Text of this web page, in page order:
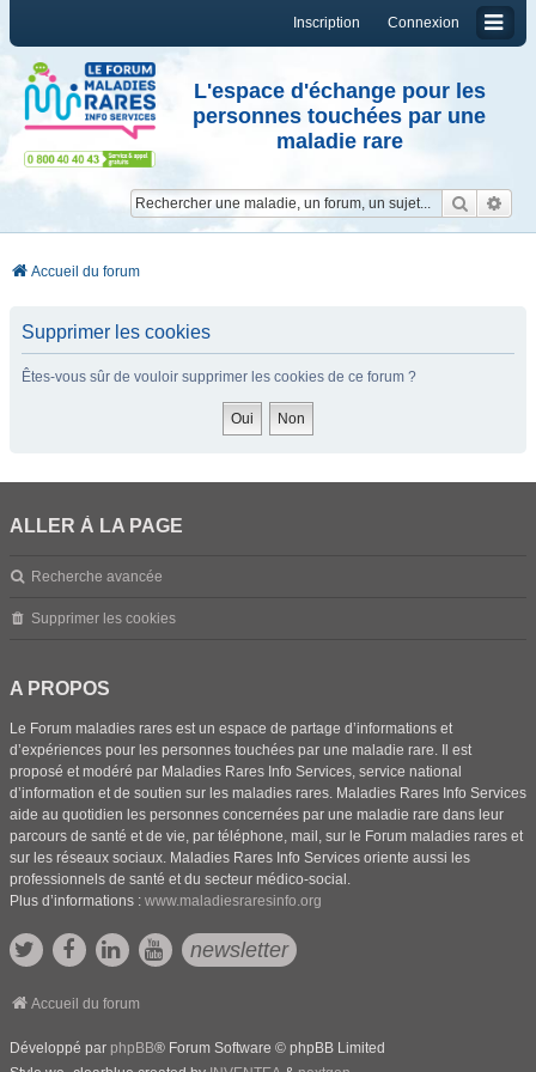
Connexion
Inscription
L'espace d'échange pour les
personnes touchées par une
maladie rare
Accueil du forum
Supprimer les cookies
Êtes-vous sûr de vouloir supprimer les cookies de ce forum ?
ALLER À LA PAGE
Recherche avancée
Supprimer les cookies
A PROPOS
Le Forum maladies rares est un espace de partage d’informations et
d’expériences pour les personnes touchées par une maladie rare. Il est
proposé et modéré par Maladies Rares Info Services, service national
d’information et de soutien sur les maladies rares. Maladies Rares Info Services
aide au quotidien les personnes concernées par une maladie rare dans leur
parcours de santé et de vie, par téléphone, mail, sur le Forum maladies rares et
sur les réseaux sociaux. Maladies Rares Info Services oriente aussi les
professionnels de santé et du secteur médico-social.
Plus d’informations : www.maladiesraresinfo.org
newsletter
Accueil du forum
Développé par phpBB® Forum Software © phpBB Limited